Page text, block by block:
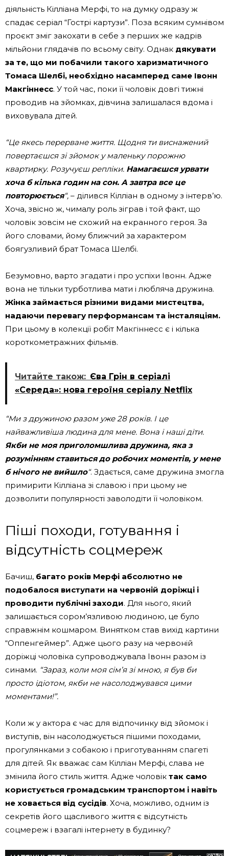
діяльність Кілліана Мерфі, то на думку одразу ж
спадає серіал “Гострі картузи”. Поза всяким сумнівом
проєкт зміг закохати в себе з перших же кадрів
мільйони глядачів по всьому світу. Однак дякувати
за те, що ми побачили такого харизматичного
Томаса Шелбі, необхідно насамперед саме Івонн
Макгіннесс. У той час, поки її чоловік довгі тижні
проводив на зйомках, дівчина залишалася вдома і
виховувала дітей.
“Це якесь перерване життя. Щодня ти виснажений
повертаєшся зі зйомок у маленьку порожню
квартирку. Розучуєш репліки. Намагаєшся урвати
хоча б кілька годин на сон. А завтра все це
повторюється“, – ділився Кілліан в одному з інтерв’ю.
Хоча, звісно ж, чималу роль зіграв і той факт, що
чоловік зовсім не схожий на екранного героя. За
його словами, йому ближчий за характером
боягузливий брат Томаса Шелбі.
Безумовно, варто згадати і про успіхи Івонн. Адже
вона не тільки турботлива мати і любляча дружина.
Жінка займається різними видами мистецтва,
надаючи перевагу перформансам та інсталяціям.
При цьому в колекції робіт Макгіннесс є і кілька
короткометражних фільмів.
Читайте також: Єва Грін в серіалі
«Середа»: нова героїня серіалу Netflix
“Ми з дружиною разом уже 28 років. І це
найважливіша людина для мене. Вона і наші діти.
Якби не моя приголомшлива дружина, яка з
розумінням ставиться до робочих моментів, у мене
б нічого не вийшло“. Здається, саме дружина змогла
примирити Кілліана зі славою і при цьому не
дозволити популярності заволодіти її чоловіком.
Піші походи, готування і
відсутність соцмереж
Бачиш, багато років Мерфі абсолютно не
подобалося виступати на червоній доріжці і
проводити публічні заходи. Для нього, який
залишається сором’язливою людиною, це було
справжнім кошмаром. Винятком став вихід картини
“Оппенгеймер”. Адже цього разу на червоній
доріжці чоловіка супроводжувала Івонн разом із
синами. “Зараз, коли моя сім’я зі мною, я був би
просто ідіотом, якби не насолоджувався цими
моментами!”.
Коли ж у актора є час для відпочинку від зйомок і
виступів, він насолоджується пішими походами,
прогулянками з собакою і приготуванням спагеті
для дітей. Як вважає сам Кілліан Мерфі, слава не
змінила його стиль життя. Адже чоловік так само
користується громадським транспортом і навіть
не ховається від сусідів. Хоча, можливо, одним із
секретів його щасливого життя є відсутність
соцмереж і взагалі інтернету в будинку?